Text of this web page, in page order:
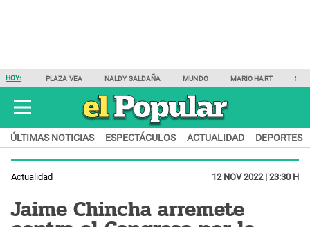
HOY: PLAZA VEA NALDY SALDAÑA MUNDO MARIO HART
ÚLTIMAS NOTICIAS ESPECTÁCULOS ACTUALIDAD DEPORTES
Actualidad 12 NOV 2022 | 23:30 H
Jaime Chincha arremete